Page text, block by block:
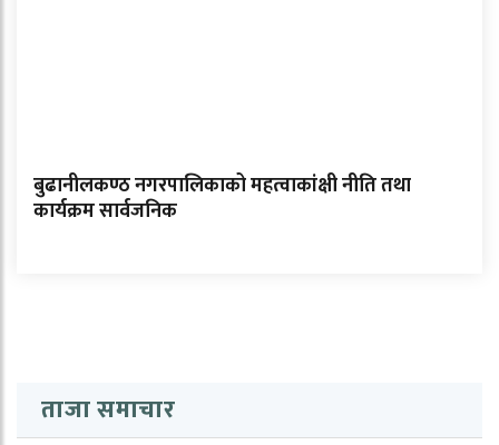
बुढानीलकण्ठ नगरपालिकाको महत्वाकांक्षी नीति तथा
कार्यक्रम सार्वजनिक
ताजा समाचार